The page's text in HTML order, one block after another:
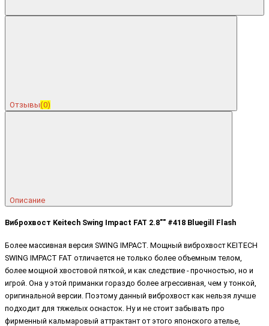
Отзывы(0)
Описание
Виброхвост Keitech Swing Impact FAT 2.8"" #418 Bluegill Flash
Более массивная версия SWING IMPACT. Мощный виброхвост KEITECH
SWING IMPACT FAT отличается не только более объемным телом,
более мощной хвостовой пяткой, и как следствие - прочностью, но и
игрой. Она у этой приманки гораздо более агрессивная, чем у тонкой,
оригинальной версии. Поэтому данный виброхвост как нельзя лучше
подходит для тяжелых оснасток. Ну и не стоит забывать про
фирменный кальмаровый аттрактант от этого японского ателье,